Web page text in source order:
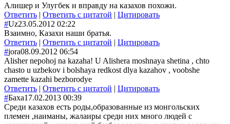
Алишер и Улугбек и вправду на казахов похожи.
Ответить | Ответить с цитатой | Цитировать
#Uz23.05.2012 02:22
Взаимно, Казахи наши братья.
Ответить | Ответить с цитатой | Цитировать
#jora08.09.2012 06:54
Alisher nepohoj na kazaha! U Alishera moshnaya shetina , chto
chasto u uzbekov i bolshaya redkost dlya kazahov , voobshe
zamette kazahi bezborodye
Ответить | Ответить с цитатой | Цитировать
#Баха17.02.2013 00:39
Среди казахов есть роды,образованные из монгольских
племен ,наиманы, жалаиры среди них много людей с